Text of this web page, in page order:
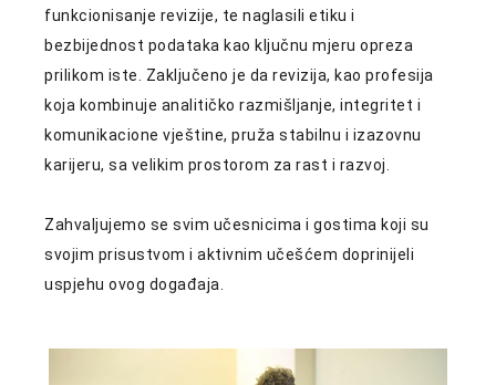
funkcionisanje revizije, te naglasili etiku i
bezbijednost podataka kao ključnu mjeru opreza
prilikom iste. Zaključeno je da revizija, kao profesija
koja kombinuje analitičko razmišljanje, integritet i
komunikacione vještine, pruža stabilnu i izazovnu
karijeru, sa velikim prostorom za rast i razvoj.
Zahvaljujemo se svim učesnicima i gostima koji su
svojim prisustvom i aktivnim učešćem doprinijeli
uspjehu ovog događaja.